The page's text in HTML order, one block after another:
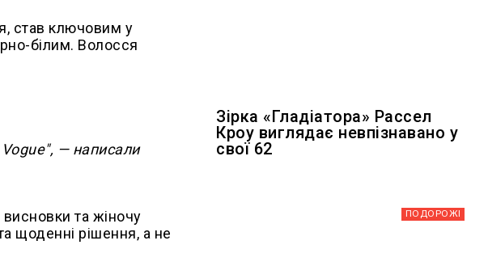
став ключовим у
білим. Волосся
— написали
висновки та жіночу
щоденні рішення, а не
Зірка «Гладіатора» Рассел
Кроу виглядає невпізнавано у
свої 62
ПОДОРОЖІ